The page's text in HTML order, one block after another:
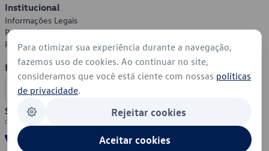
Institucional
Informações Legais
Política de Privacidade
Política de Cookies
Formas de Pagamento
Segurança
Para otimizar sua experiência durante a navegação,
fazemos uso de cookies. Ao continuar no site,
consideramos que você está ciente com nossas políticas
de privacidade.
Rejeitar cookies
Aceitar cookies